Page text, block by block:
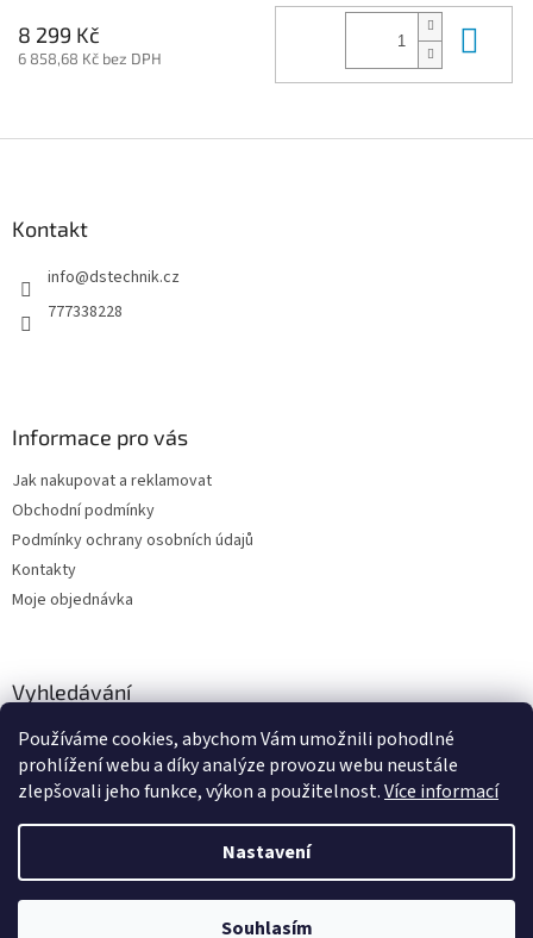
Používáme cookies, abychom Vám umožnili pohodlné
prohlížení webu a díky analýze provozu webu neustále
zlepšovali jeho funkce, výkon a použitelnost.Více informací
Nastavení
Souhlasím
Zboží vedeme skladem, dodání cca 24-48 hodin dle výběru dopravce a
8 299 Kč
6 858,68 Kč bez DPH
Kontakt
info@dstechnik.cz
777338228
Informace pro vás
Jak nakupovat a reklamovat
Obchodní podmínky
Podmínky ochrany osobních údajů
Kontakty
Moje objednávka
Vyhledávání
Vytvořil Shoptet
dstechnik.cz. Všechna práva vyhrazena.